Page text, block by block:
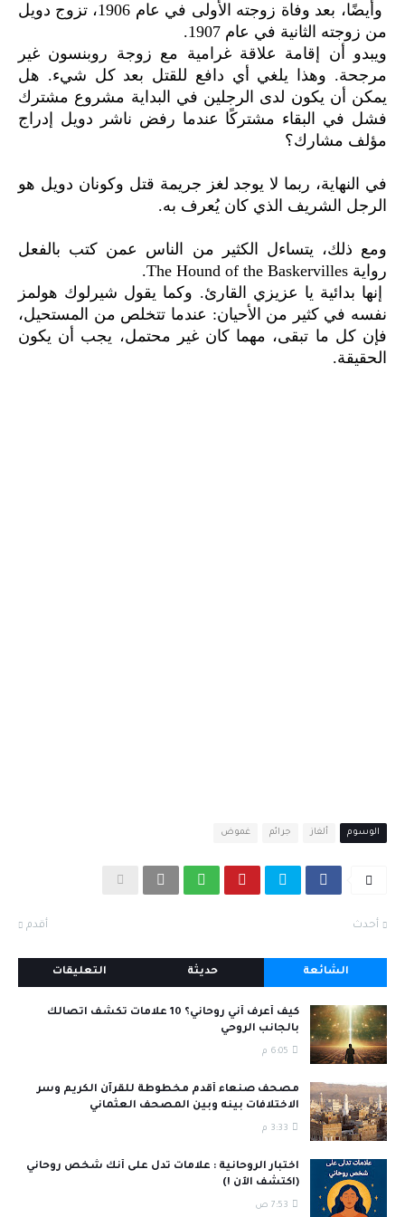
وأيضًا، بعد وفاة زوجته الأولى في عام 1906، تزوج دويل
من زوجته الثانية في عام 1907.
ويبدو أن إقامة علاقة غرامية مع زوجة روبنسون غير
مرجحة. وهذا يلغي أي دافع للقتل بعد كل شيء. هل
يمكن أن يكون لدى الرجلين في البداية مشروع مشترك
فشل في البقاء مشتركًا عندما رفض ناشر دويل إدراج
مؤلف مشارك؟
في النهاية، ربما لا يوجد لغز جريمة قتل وكونان دويل هو
الرجل الشريف الذي كان يُعرف به.
ومع ذلك، يتساءل الكثير من الناس عمن كتب بالفعل
رواية The Hound of the Baskervilles.
إنها بدائية يا عزيزي القارئ. وكما يقول شيرلوك هولمز
نفسه في كثير من الأحيان: عندما تتخلص من المستحيل،
فإن كل ما تبقى، مهما كان غير محتمل، يجب أن يكون
الحقيقة.
الوسوم ألغاز جرائم غموض
أحدث أقدم
الشائعة حديثة التعليقات
كيف أعرف أني روحاني؟ 10 علامات تكشف اتصالك
بالجانب الروحي
6:05 م
مصحف صنعاء أقدم مخطوطة للقرآن الكريم وسر
الاختلافات بينه وبين المصحف العثماني
3:33 م
اختبار الروحانية : علامات تدل على أنك شخص روحاني
(اكتشف الآن !)
7:53 ص